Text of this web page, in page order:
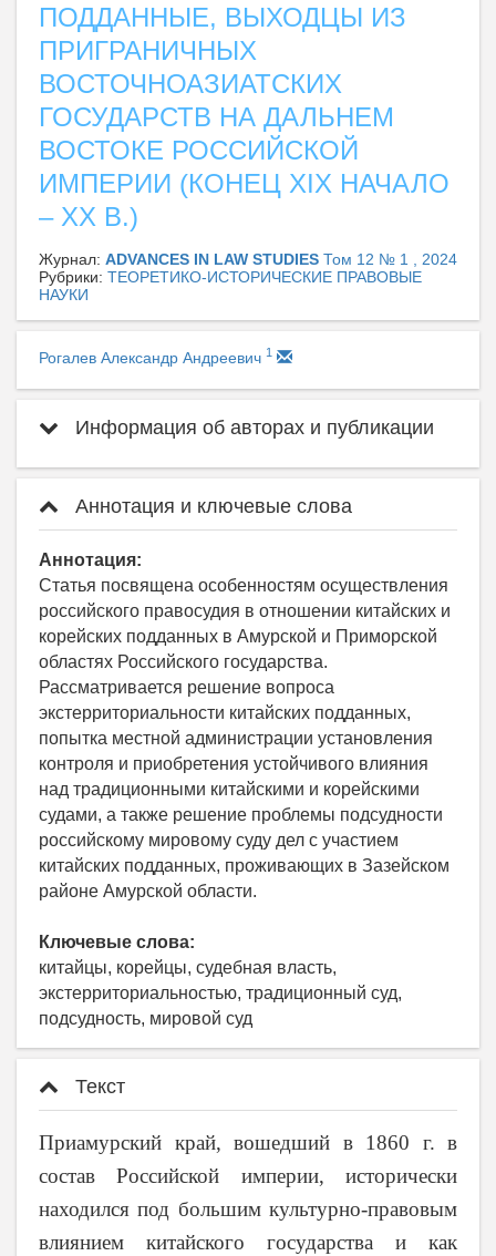
ПОДДАННЫЕ, ВЫХОДЦЫ ИЗ
ПРИГРАНИЧНЫХ
ВОСТОЧНОАЗИАТСКИХ
ГОСУДАРСТВ НА ДАЛЬНЕМ
ВОСТОКЕ РОССИЙСКОЙ
ИМПЕРИИ (КОНЕЦ XIX НАЧАЛО
– XX В.)
Журнал: ADVANCES IN LAW STUDIES Том 12 № 1 , 2024
Рубрики: ТЕОРЕТИКО-ИСТОРИЧЕСКИЕ ПРАВОВЫЕ
НАУКИ
Рогалев Александр Андреевич 1
Информация об авторах и публикации
Аннотация и ключевые слова
Аннотация:
Статья посвящена особенностям осуществления
российского правосудия в отношении китайских и
корейских подданных в Амурской и Приморской
областях Российского государства.
Рассматривается решение вопроса
экстерриториальности китайских подданных,
попытка местной администрации установления
контроля и приобретения устойчивого влияния
над традиционными китайскими и корейскими
судами, а также решение проблемы подсудности
российскому мировому суду дел с участием
китайских подданных, проживающих в Зазейском
районе Амурской области.
Ключевые слова:
китайцы, корейцы, судебная власть,
экстерриториальностью, традиционный суд,
подсудность, мировой суд
Текст
Приамурский край, вошедший в 1860 г. в
состав Российской империи, исторически
находился под большим культурно-правовым
влиянием китайского государства и как